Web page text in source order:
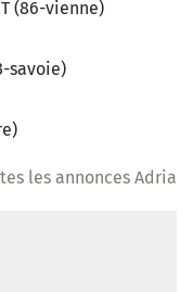
(86-vienne)
savoie)
les annonces Adria